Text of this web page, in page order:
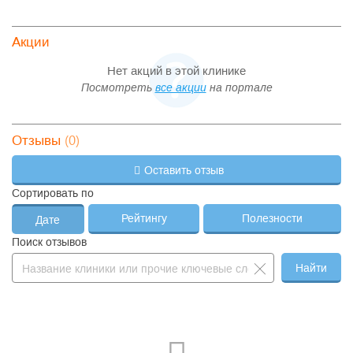
Акции
Нет акций в этой клинике
Посмотреть все акциина портале
Отзывы (0)
Оставить отзыв
Сортировать по
Дате Рейтингу
Полезности
Поиск отзывов
Найти